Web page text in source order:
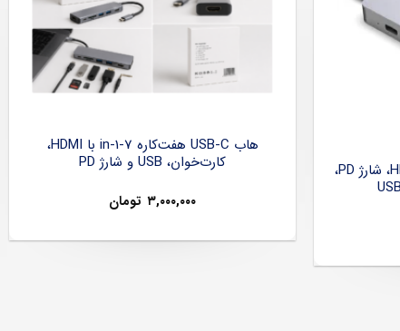
هاب USB-C شش‌کاره با HDMI 4K، شارژ PD،
هاب USB-C هفت‌کاره 7-in-1 با HDMI،
کارت‌خوان، USB و شارژ PD
۳,۰۰۰,۰۰۰ تومان